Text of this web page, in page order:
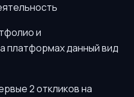
и
платформах данный вид
2 откликов на